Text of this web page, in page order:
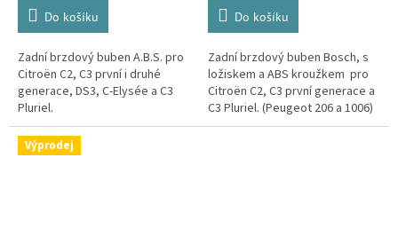
Do košíku
Zadní brzdový buben A.B.S. pro
Citroën C2, C3 první i druhé
generace, DS3, C-Elysée a C3
Pluriel.
Do košíku
Zadní brzdový buben Bosch, s
ložiskem a ABS kroužkem pro
Citroën C2, C3 první generace a
C3 Pluriel. (Peugeot 206 a 1006)
Výprodej